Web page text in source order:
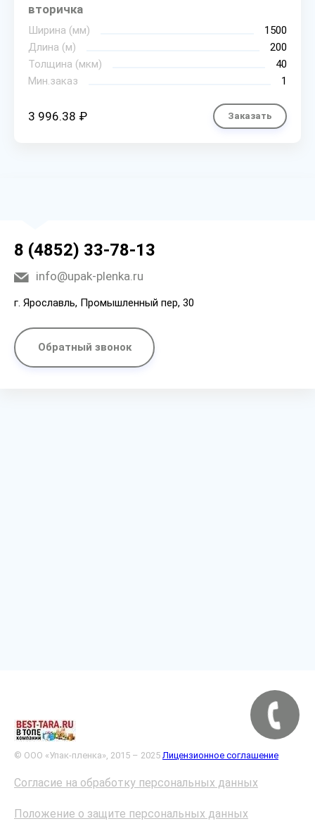
вторичка
Ширина (мм)
1500
Длина (м)
200
Толщина (мкм)
40
Мин.заказ
1
3 996.38 ₽ Заказать
8 (4852) 33-78-13
info@upak-plenka.ru
г. Ярославль, Промышленный пер, 30
Обратный звонок
© ООО «Упак-пленка», 2015 – 2025 Лицензионное соглашение
Согласие на обработку персональных данных
Положение о защите персональных данных